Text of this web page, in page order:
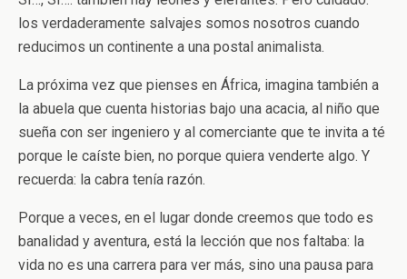
los verdaderamente salvajes somos nosotros cuando
reducimos un continente a una postal animalista.
La próxima vez que pienses en África, imagina también a
la abuela que cuenta historias bajo una acacia, al niño que
sueña con ser ingeniero y al comerciante que te invita a té
porque le caíste bien, no porque quiera venderte algo. Y
recuerda: la cabra tenía razón.
Porque a veces, en el lugar donde creemos que todo es
banalidad y aventura, está la lección que nos faltaba: la
vida no es una carrera para ver más, sino una pausa para